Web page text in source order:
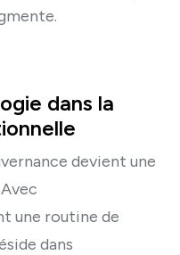
dans la
devient une
une routine de
dans